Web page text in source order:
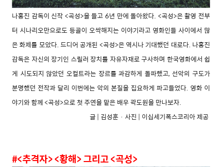
나홍진 감독이 신작 <곡성>을 들고 6년 만에 돌아왔다. <곡성>은 촬영 전부
터 시나리오만으로도 등골이 오싹해지는 이야기라고 영화인들 사이에서 많
은 화제를 모았다. 드디어 공개된 <곡성>은 역시나 기대했던 대로다. 나홍진
감독은 자신의 장기인 스릴러 장치를 자유자재로 구사하며 한국영화에서 쉽
게 시도되지 않았던 오컬트라는 장르를 과감하게 돌파했고, 선악의 구도가
분명했던 전작과 달리 이번에는 악의 본질을 집요하게 파고들었다. 영화 이
야기와 함께 <곡성>으로 첫 주연을 맡은 배우 곽도원을 만나보자.
글 | 김성훈 · 사진 | 이십세기폭스코리아 제공
#<추격자> <황해> 그리고 <곡성>